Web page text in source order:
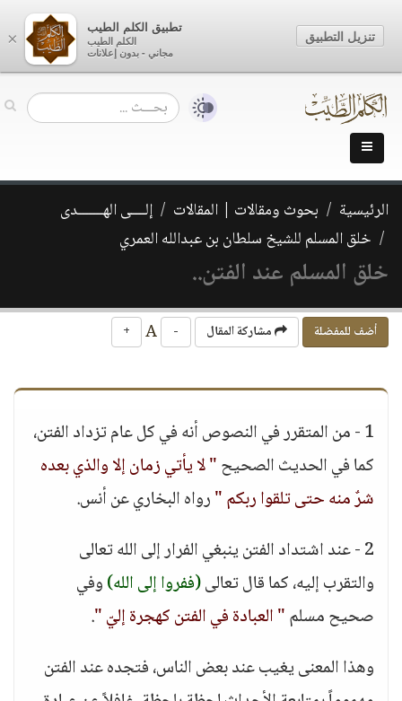
الرئيسية بحوث ومقالات | المقالات
إلــــى الهـــــــدى
خلق المسلم للشيخ سلطان بن عبدالله العمري
خلق المسلم عند الفتن..
أضف للمفضلة مشاركة المقال -
+
1 - من المتقرر في النصوص أنه في كل عام تزداد الفتن،
كما في الحديث الصحيح" لا يأتي زمان إلا والذي بعده
شرٌ منه حتى تلقوا ربكم "رواه البخاري عن أنس.
2 - عند اشتداد الفتن ينبغي الفرار إلى الله تعالى
والتقرب إليه، كما قال تعالى(ففروا إلى الله)وفي
صحيح مسلم" العبادة في الفتن كهجرة إليّ ".
وهذا المعنى يغيب عند بعض الناس، فتجده عند الفتن
×
تطبيق الكلم الطيب
الكلم الطيب
مجاني - بدون إعلانات
تنزيل التطبيق